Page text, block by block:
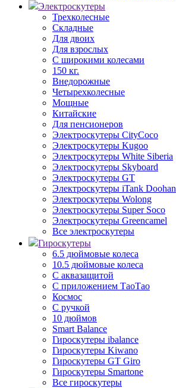
Электроскутеры
Трехколесные
Складные
Для двоих
Для взрослых
С широкими колесами
150 кг.
Внедорожные
Четырехколесные
Мощные
Китайские
Для пенсионеров
Электроскутеры CityCoco
Электроскутеры Kugoo
Электроскутеры White Siberia
Электроскутеры Skyboard
Электроскутеры GT
Электроскутеры iTank Doohan
Электроскутеры Wolong
Электроскутеры Super Soco
Электроскутеры Greencamel
Все электроскутеры
Гироскутеры
6.5 дюймовые колеса
10.5 дюймовые колеса
С аквазащитой
С приложением ТаоТао
Космос
С ручкой
10 дюймов
Smart Balance
Гироскутеры ibalance
Гироскутеры Kiwano
Гироскутеры GT Giro
Гироскутеры Smartone
Все гироскутеры